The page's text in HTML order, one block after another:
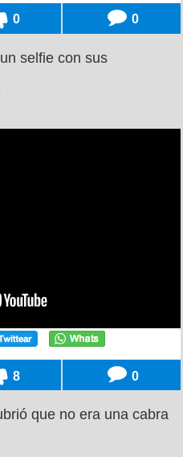
0 0
selfie con sus
8 0
que no era una cabra